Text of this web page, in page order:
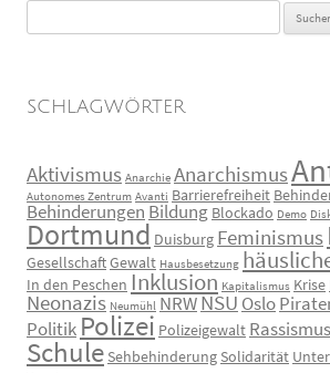
nach:
SCHLAGWÖRTER
Aktivismus Anarchie Anarchismus
Autonomes Zentrum Avanti Barrierefreiheit
Behinderungen Bildung Blockado Demo
Dortmund Duisburg Feminismus
GesellschaftGewalt Hausbesetzung
In den Peschen Inklusion Kapitalismus Krise
Neonazis Neumühl NRWNSU Oslo
Politik Polizei Polizeigewalt Rassismus
Schule Sehbehinderung Solidarität